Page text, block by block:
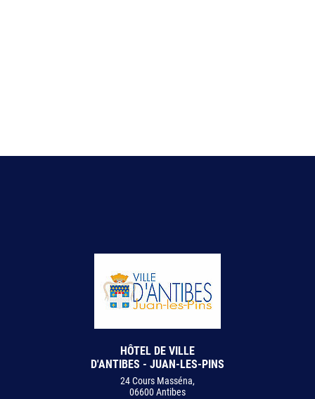
HÔTEL DE VILLE
D'ANTIBES - JUAN-LES-PINS
24 Cours Masséna,
06600 Antibes